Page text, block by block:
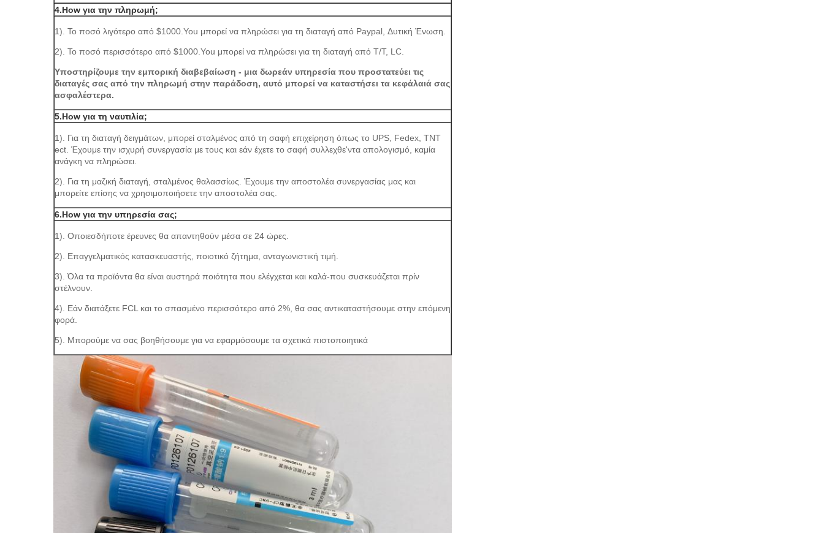
4.How για την πληρωμή;
1). Το ποσό λιγότερο από $1000.You μπορεί να πληρώσει για τη διαταγή από Paypal, Δυτική Ένωση.
2). Το ποσό περισσότερο από $1000.You μπορεί να πληρώσει για τη διαταγή από T/T, LC.
Υποστηρίζουμε την εμπορική διαβεβαίωση - μια δωρεάν υπηρεσία που προστατεύει τις
διαταγές σας από την πληρωμή στην παράδοση, αυτό μπορεί να καταστήσει τα κεφάλαιά σας
ασφαλέστερα.
5.How για τη ναυτιλία;
1). Για τη διαταγή δειγμάτων, μπορεί σταλμένος από τη σαφή επιχείρηση όπως το UPS, Fedex, TNT
ect. Έχουμε την ισχυρή συνεργασία με τους και εάν έχετε το σαφή συλλεχθε'ντα απολογισμό, καμία
ανάγκη να πληρώσει.
2). Για τη μαζική διαταγή, σταλμένος θαλασσίως. Έχουμε την αποστολέα συνεργασίας μας και
μπορείτε επίσης να χρησιμοποιήσετε την αποστολέα σας.
6.How για την υπηρεσία σας;
1). Οποιεσδήποτε έρευνες θα απαντηθούν μέσα σε 24 ώρες.
2). Επαγγελματικός κατασκευαστής, ποιοτικό ζήτημα, ανταγωνιστική τιμή.
3). Όλα τα προϊόντα θα είναι αυστηρά ποιότητα που ελέγχεται και καλά-που συσκευάζεται πρίν
στέλνουν.
4). Εάν διατάξετε FCL και το σπασμένο περισσότερο από 2%, θα σας αντικαταστήσουμε στην επόμενη
φορά.
5). Μπορούμε να σας βοηθήσουμε για να εφαρμόσουμε τα σχετικά πιστοποιητικά